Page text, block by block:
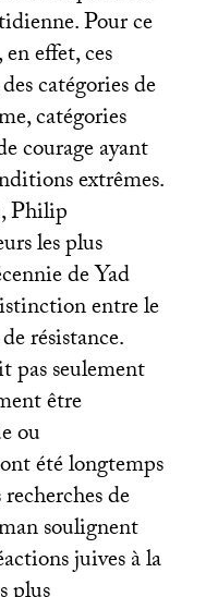
Pour ce
effet, ces
catégories de
catégories
courage ayant
extrêmes.
Philip
les plus
de Yad
entre le
résistance.
pas seulement
être
ou
été longtemps
de
soulignent
juives à la